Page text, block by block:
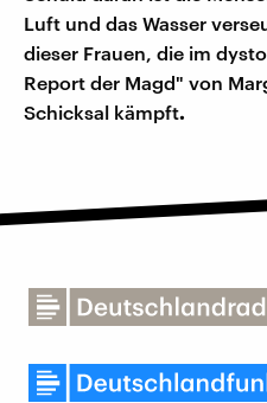
Luft und das Wasser
dieser Frauen, die im
Report der Magd" von
Schicksal kämpft.